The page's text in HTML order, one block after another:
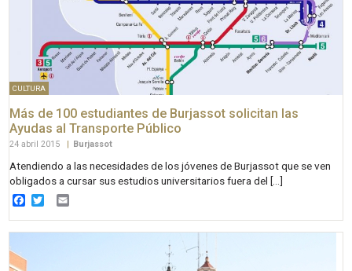
CULTURA
Más de 100 estudiantes de Burjassot solicitan las
Ayudas al Transporte Público
24 abril 2015 | Burjassot
Atendiendo a las necesidades de los jóvenes de Burjassot que se ven
obligados a cursar sus estudios universitarios fuera del […]
Facebook
Twitter